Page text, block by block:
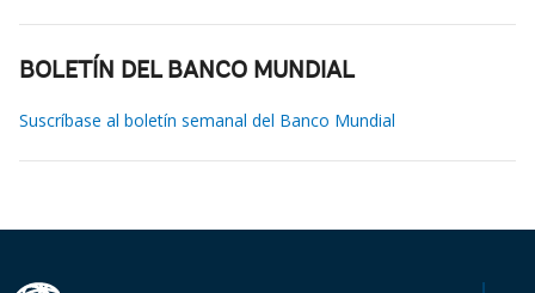
BOLETÍN DEL BANCO MUNDIAL
Suscríbase al boletín semanal del Banco Mundial